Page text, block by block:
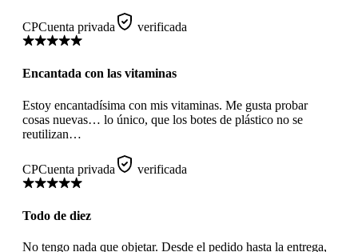
CPCuenta privada verificada
Encantada con las vitaminas
Estoy encantadísima con mis vitaminas. Me gusta probar
cosas nuevas… lo único, que los botes de plástico no se
reutilizan…
CPCuenta privada verificada
Todo de diez
No tengo nada que objetar. Desde el pedido hasta la entrega,